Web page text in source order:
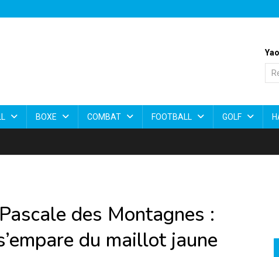
BOXE COMBAT FOOTBALL GOLF
des Montagnes :
du maillot jaune